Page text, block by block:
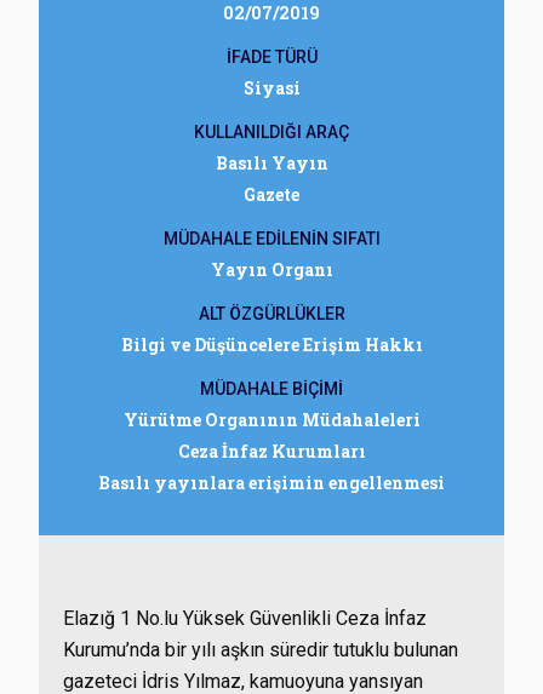
02/07/2019
İFADE TÜRÜ
Siyasi
KULLANILDIĞI ARAÇ
Basılı Yayın
Gazete
MÜDAHALE EDİLENİN SIFATI
Yayın Organı
ALT ÖZGÜRLÜKLER
Bilgi ve Düşüncelere Erişim Hakkı
MÜDAHALE BİÇİMİ
Yürütme Organının Müdahaleleri
Ceza İnfaz Kurumları
Basılı yayınlara erişimin engellenmesi
Elazığ 1 No.lu Yüksek Güvenlikli Ceza İnfaz
Kurumu’nda bir yılı aşkın süredir tutuklu bulunan
gazeteci İdris Yılmaz, kamuoyuna yansıyan